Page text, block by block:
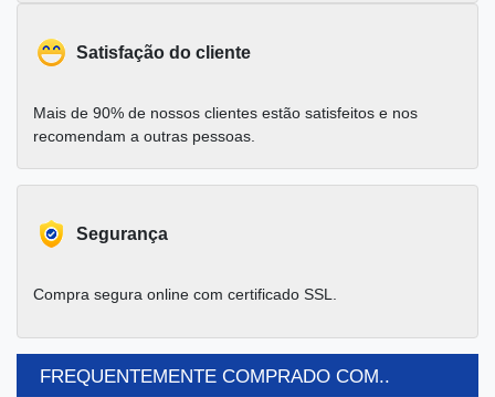
Satisfação do cliente
Mais de 90% de nossos clientes estão satisfeitos e nos
recomendam a outras pessoas.
Segurança
Compra segura online com certificado SSL.
FREQUENTEMENTE COMPRADO COM..